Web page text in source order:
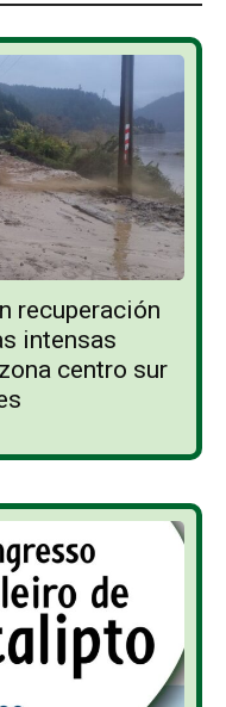
recuperación
intensas
centro sur